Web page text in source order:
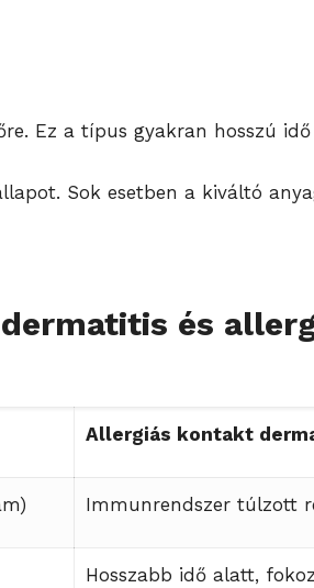
Ez a típus gyakran hosszú
Sok esetben a kiváltó
és
Allergiás kontakt
Immunrendszer túlzott
Hosszabb idő alatt,